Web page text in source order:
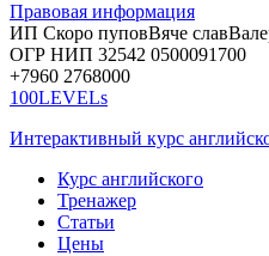
Правовая информация
ИП Скоро пуповВяче слав
ОГР НИП 32542 0500091700
+7960 2768000
100LEVELs
Интерактивный курс
Курс английского
Тренажер
Статьи
Цены